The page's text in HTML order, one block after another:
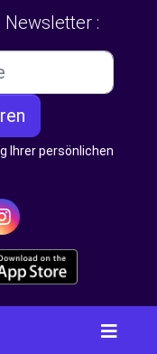
:
Ihrer persönlichen